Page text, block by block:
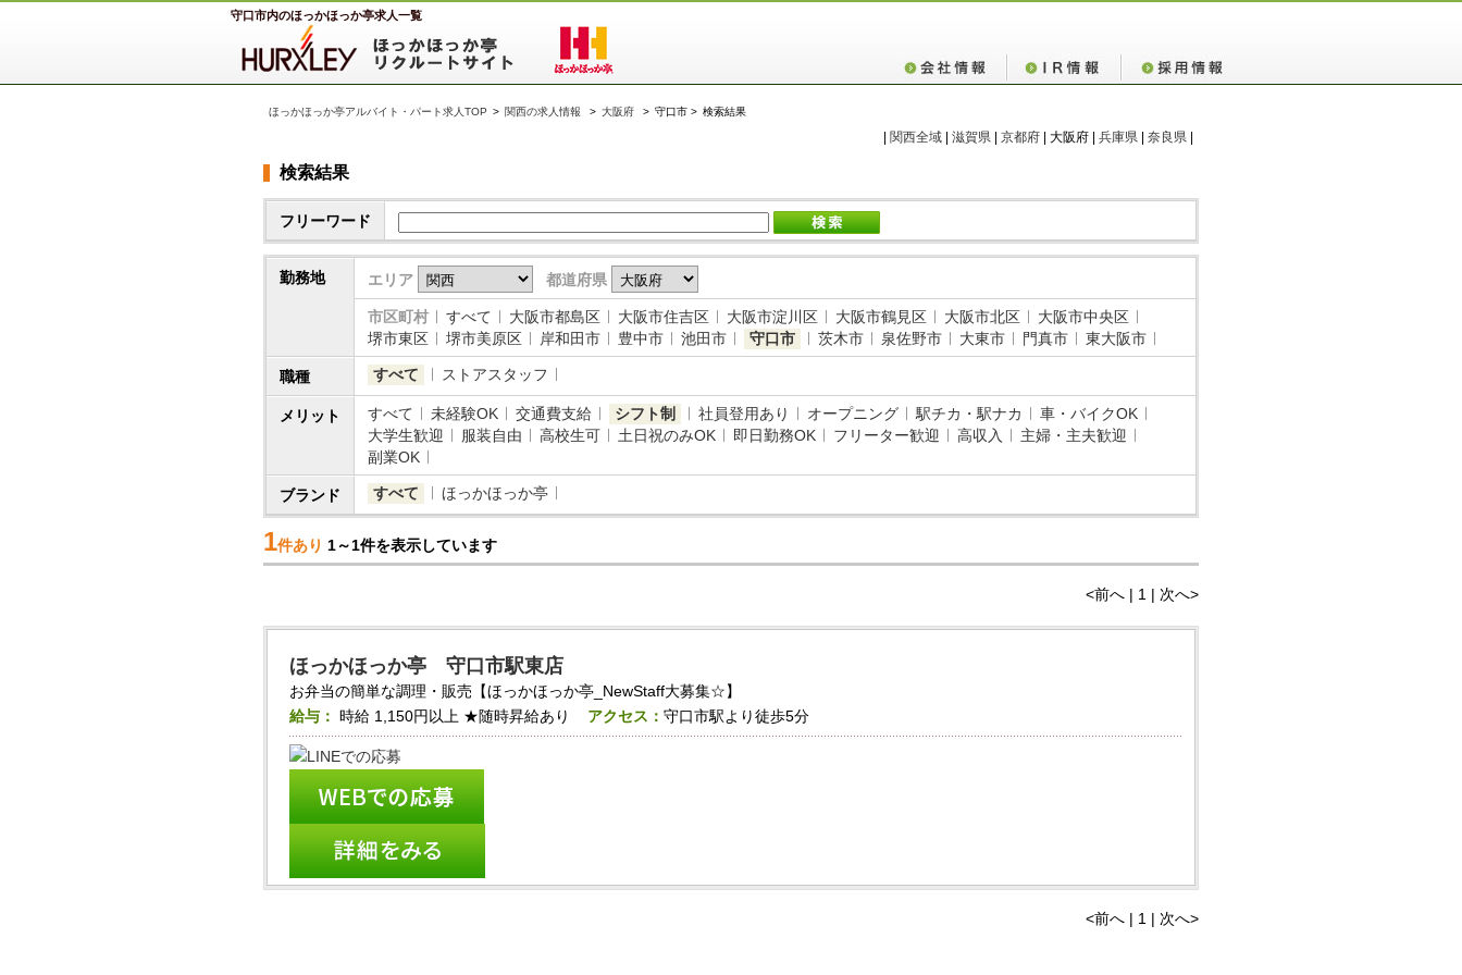
守口市内のほっかほっか亭求人一覧
ほっかほっか亭アルバイト・パート求人TOP > 関西の求人情報 > 大阪府 > 守口市 > 検索結果
関西全域 滋賀県 京都府 | 大阪府 | 兵庫県 奈良県
検索結果
フリーワード
勤務地 エリア 都道府県
市区町村 すべて 大阪市都島区 大阪市住吉区 大阪市淀川区 大阪市鶴見区 大阪市北区
大阪市中央区
堺市東区
堺市美原区 岸和田市 豊中市 池田市 守口市 茨木市 泉佐野市 大東市 門真市 東大阪市
職種 すべて ストアスタッフ
メリット すべて 未経験OK 交通費支給 シフト制 社員登用あり オープニング 駅チカ・駅ナカ
車・バイクOK
大学生歓迎
服装自由 高校生可 土日祝のみOK 即日勤務OK フリーター歓迎 高収入
主婦・主夫歓迎
副業OK
ブランド すべて ほっかほっか亭
1件あり 1～1件を表示しています
<前へ | 1 | 次へ>
ほっかほっか亭 守口市駅東店
お弁当の簡単な調理・販売【ほっかほっか亭_NewStaff大募集☆】
給与： 時給 1,150円以上 ★随時昇給あり アクセス：守口市駅より徒歩5分
<前へ | 1 | 次へ>